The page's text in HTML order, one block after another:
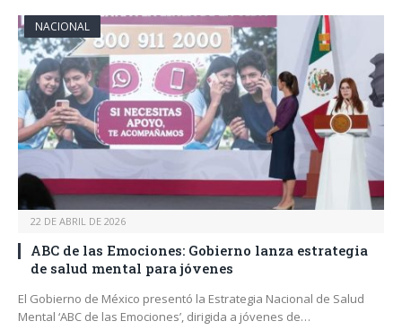
NACIONAL
22 DE ABRIL DE 2026
ABC de las Emociones: Gobierno lanza estrategia
de salud mental para jóvenes
El Gobierno de México presentó la Estrategia Nacional de Salud
Mental ‘ABC de las Emociones’, dirigida a jóvenes de…